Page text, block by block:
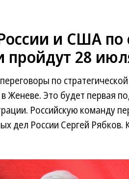
и США по
пройдут 28
по
Женеве. Это будет первая
Российскую команду
дел России Сергей Рябков.